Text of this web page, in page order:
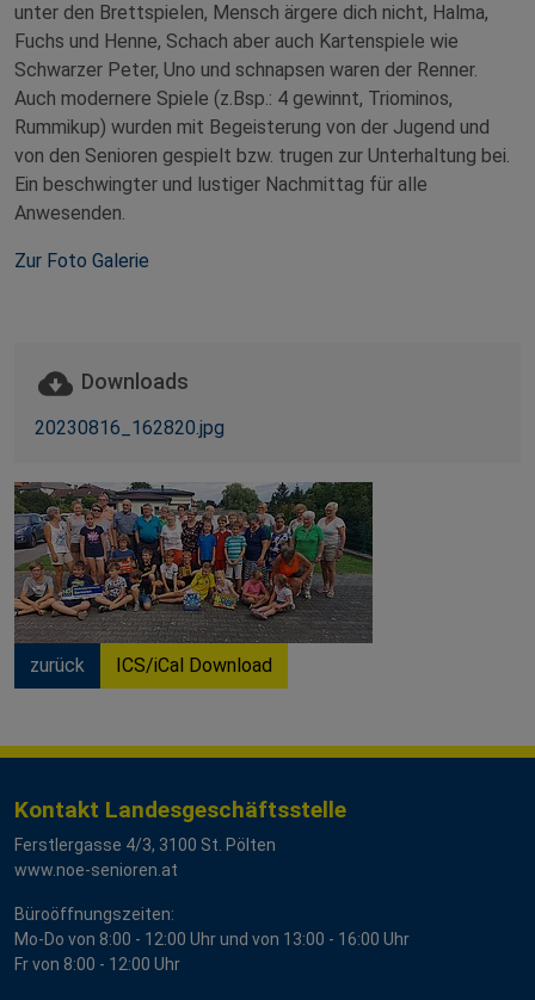
unter den Brettspielen, Mensch ärgere dich nicht, Halma,
Fuchs und Henne, Schach aber auch Kartenspiele wie
Schwarzer Peter, Uno und schnapsen waren der Renner.
Auch modernere Spiele (z.Bsp.: 4 gewinnt, Triominos,
Rummikup) wurden mit Begeisterung von der Jugend und
von den Senioren gespielt bzw. trugen zur Unterhaltung bei.
Ein beschwingter und lustiger Nachmittag für alle
Anwesenden.
Zur Foto Galerie
Downloads
20230816_162820.jpg
zurück ICS/iCal Download
Kontakt Landesgeschäftsstelle
Ferstlergasse 4/3, 3100 St. Pölten
www.noe-senioren.at
Büroöffnungszeiten:
Mo-Do von 8:00 - 12:00 Uhr und von 13:00 - 16:00 Uhr
Fr von 8:00 - 12:00 Uhr